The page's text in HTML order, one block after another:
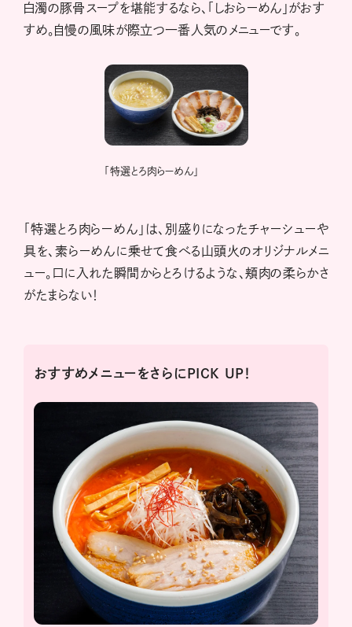
白濁の豚骨スープを堪能するなら、「しおらーめん」がおす
すめ。自慢の風味が際立つ一番人気のメニューです。
「特選とろ肉らーめん」
「特選とろ肉らーめん」は、別盛りになったチャーシューや
具を、素らーめんに乗せて食べる山頭火のオリジナルメニ
ュー。口に入れた瞬間からとろけるような、頬肉の柔らかさ
がたまらない！
おすすめメニューをさらにPICK UP！